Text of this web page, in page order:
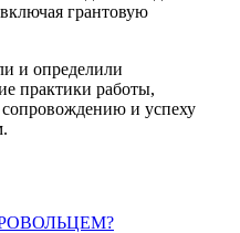
грантовую
и определили
практики работы,
и успеху